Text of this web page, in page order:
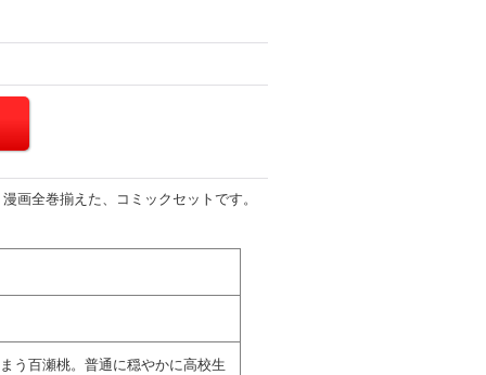
画全巻揃えた、コミックセットです。
う百瀬桃。普通に穏やかに高校生